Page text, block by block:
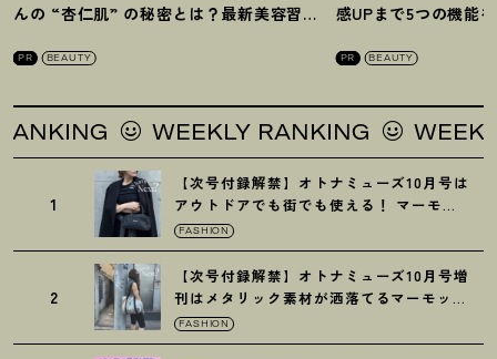
んの “杏仁肌” の秘密とは ？ 最新美容習慣
PR BEAUTY
感UPまで5つの機能
PR BEAUTY
WEEKLY RANKING WEEKLY
1
【次号付録解禁】オトナミューズ10月号は
アウトドアでも街でも使える ！ マーモッ
トの黒ショルダー
FASHION
2
【次号付録解禁】オトナミューズ10月号増
刊はメタリック素材が洒落てるマーモット
の保冷バッグ
FASHION